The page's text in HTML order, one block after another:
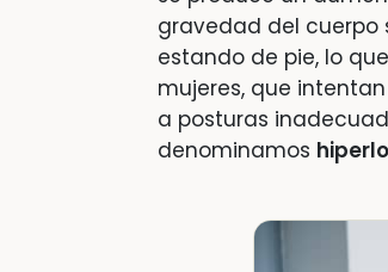
gravedad del cuerpo
estando de pie, lo
mujeres, que
a posturas
denominamos